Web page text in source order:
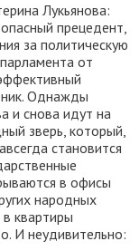
Лукьянова:
прецедент,
за политическую
от
Однажды
и снова идут на
зверь, который,
становится
в офисы
народных
квартиры
И неудивительно: